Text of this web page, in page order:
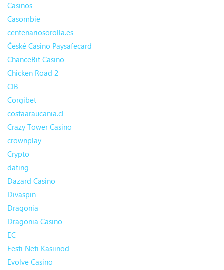
Casinos
Casombie
centenariosorolla.es
České Casino Paysafecard
ChanceBit Casino
Chicken Road 2
CIB
Corgibet
costaaraucania.cl
Crazy Tower Сasino
crownplay
Crypto
dating
Dazard Casino
Divaspin
Dragonia
Dragonia Casino
EC
Eesti Neti Kasiinod
Evolve Casino